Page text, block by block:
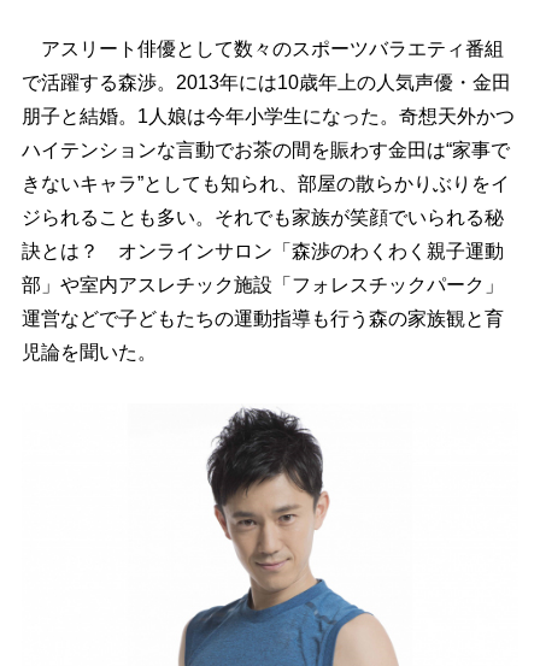
アスリート俳優として数々のスポーツバラエティ番組
で活躍する森渉。2013年には10歳年上の人気声優・金田
朋子と結婚。1人娘は今年小学生になった。奇想天外かつ
ハイテンションな言動でお茶の間を賑わす金田は“家事で
きないキャラ”としても知られ、部屋の散らかりぶりをイ
ジられることも多い。それでも家族が笑顔でいられる秘
訣とは？ オンラインサロン「森渉のわくわく親子運動
部」や室内アスレチック施設「フォレスチックパーク」
運営などで子どもたちの運動指導も行う森の家族観と育
児論を聞いた。